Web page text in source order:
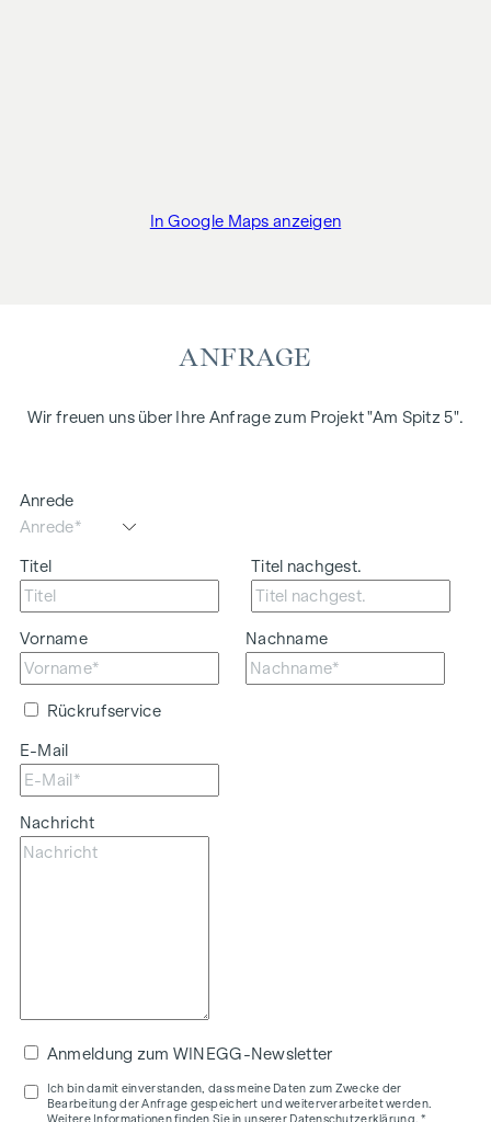
In Google Maps anzeigen
ANFRAGE
Wir freuen uns über Ihre Anfrage zum Projekt "Am Spitz 5".
Anrede
Titel Titel nachgest.
Vorname Nachname
Rückrufservice
E-Mail
Nachricht
Anmeldung zum WINEGG-Newsletter
Ich bin damit einverstanden, dass meine Daten zum Zwecke der
Bearbeitung der Anfrage gespeichert und weiterverarbeitet werden.
Weitere Informationen finden Sie in unserer Datenschutzerklärung . *